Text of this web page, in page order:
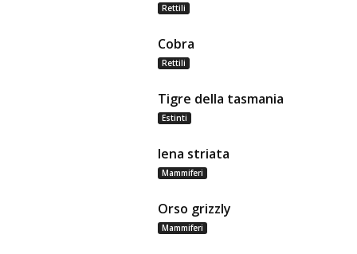
Rettili
Cobra
Rettili
Tigre della tasmania
Estinti
Iena striata
Mammiferi
Orso grizzly
Mammiferi